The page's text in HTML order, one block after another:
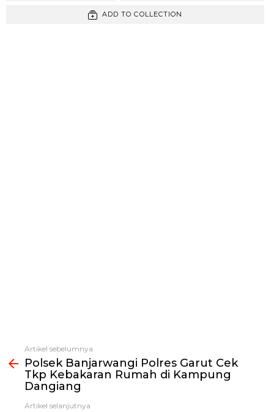
ADD TO COLLECTION
Lihat
selengkapnya
Artikel sebelumnya
Polsek Banjarwangi Polres Garut Cek
Tkp Kebakaran Rumah di Kampung
Dangiang
Artikel selanjutnya